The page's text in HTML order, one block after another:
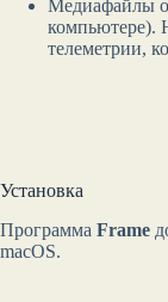
Медиафайлы
компьютере).
телеметрии,
Установка
Программа Frame
macOS.